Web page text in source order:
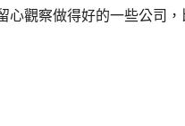
心觀察做得好的一些公司